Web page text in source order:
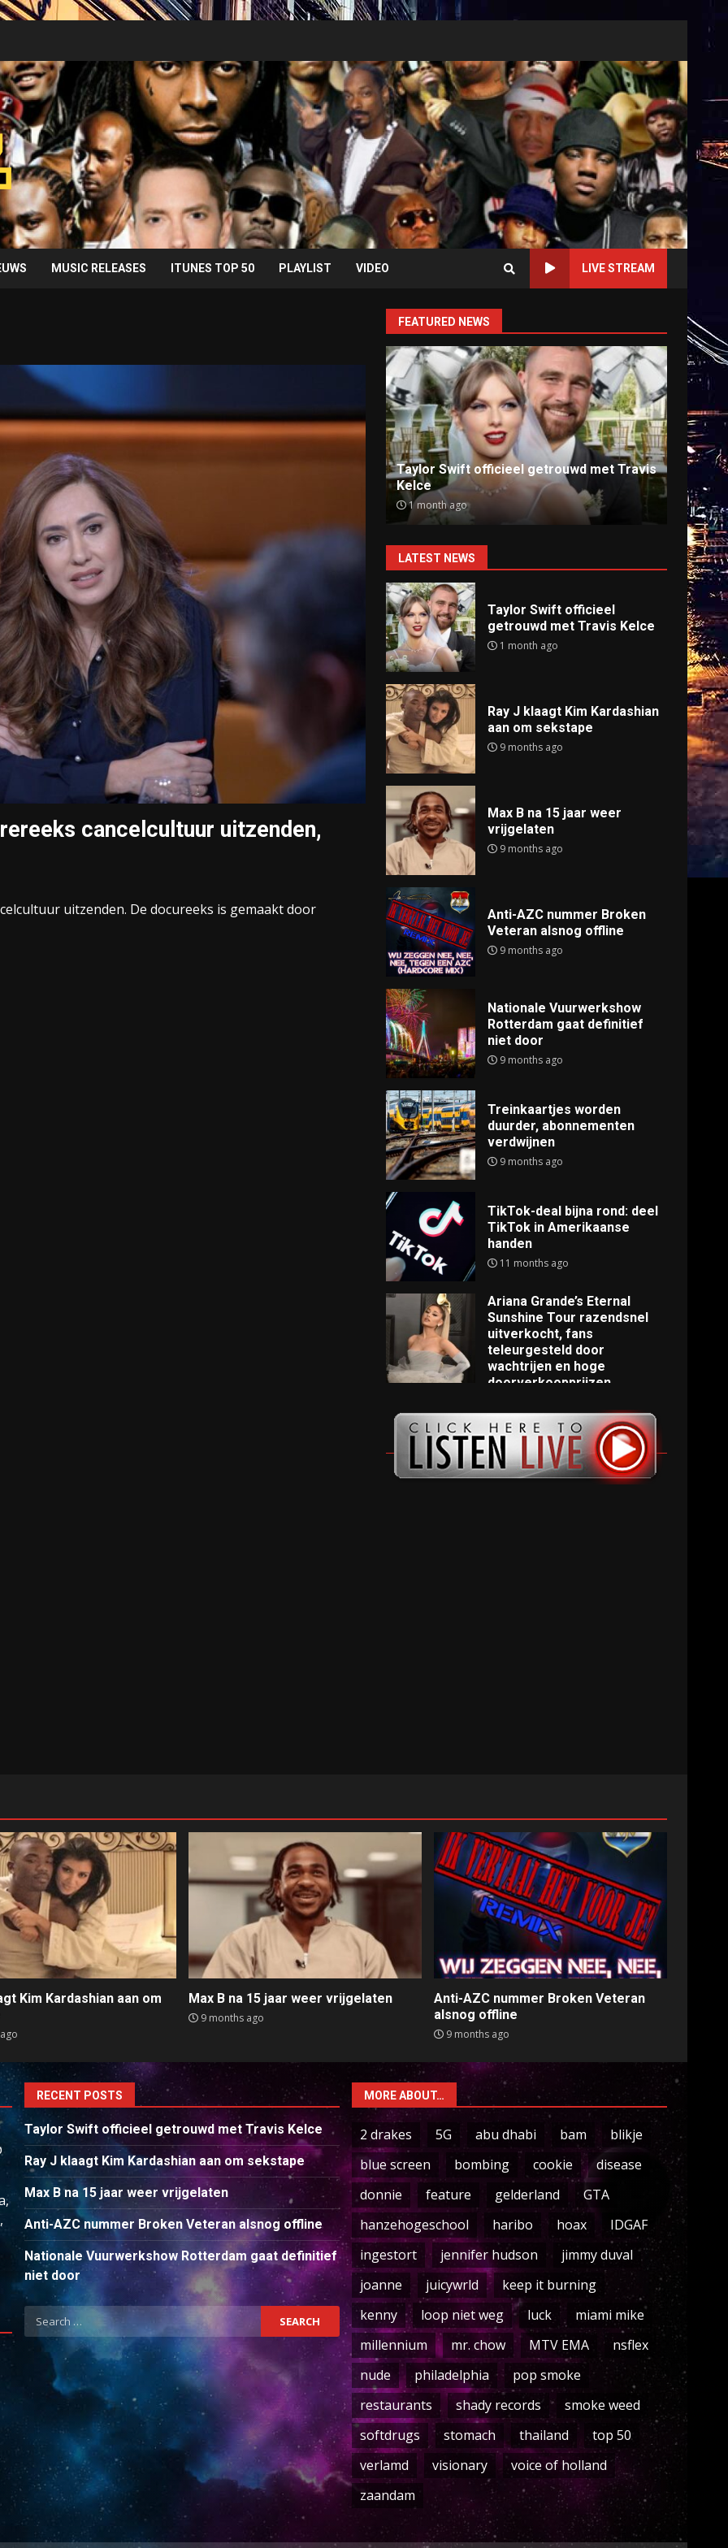
MUSIC RELEASES ITUNES TOP 50 PLAYLIST VIDEO LIVE STREAM
cancelcultuur uitzenden,
uitzenden. De docureeks is gemaakt door
FEATURED NEWS
Taylor Swift officieel getrouwd met Travis
Kelce
1 month ago
Ray J klaagt Kim Kardashian aan om
sekstape
9 months ago
Anti-
9
LATEST NEWS
Taylor Swift officieel
getrouwd met Travis Kelce
1 month ago
Ray J klaagt Kim Kardashian
aan om sekstape
9 months ago
Max B na 15 jaar weer
vrijgelaten
9 months ago
Anti-AZC nummer Broken
Veteran alsnog offline
9 months ago
Nationale Vuurwerkshow
Rotterdam gaat definitief
niet door
9 months ago
Treinkaartjes worden
duurder, abonnementen
verdwijnen
9 months ago
TikTok-deal bijna rond: deel
TikTok in Amerikaanse
handen
11 months ago
Ariana Grande’s Eternal
Sunshine Tour razendsnel
uitverkocht, fans
teleurgesteld door
wachtrijen en hoge
doorverkoopprijzen
Kim Kardashian aan om
Max B na 15 jaar weer vrijgelaten
9 months ago
Anti-AZC nummer Broken Veteran
alsnog offline
9 months ago
RECENT POSTS
Taylor Swift officieel getrouwd met Travis Kelce
Ray J klaagt Kim Kardashian aan om sekstape
Max B na 15 jaar weer vrijgelaten
Anti-AZC nummer Broken Veteran alsnog offline
Nationale Vuurwerkshow Rotterdam gaat definitief
niet door
Search
for:
MORE ABOUT…
2 drakes 5G abu dhabi bam
blikje
blue screen
bombing cookie
disease
donnie
feature gelderland
GTA
hanzehogeschool
haribo hoax
IDGAF
ingestort
jennifer hudson
jimmy duval
joanne
juicywrld
keep it burning
kenny
loop niet weg luck
miami mike
millennium
mr. chow MTV EMA
nsflex
nude
philadelphia
pop smoke
restaurants
shady records
smoke weed
softdrugs
stomach thailand
top 50
verlamd
visionary
voice of holland
zaandam